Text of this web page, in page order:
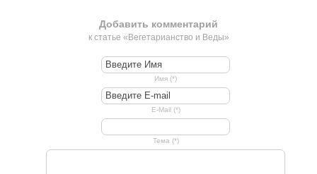
Добавить комментарий
к статье «Вегетарианство и Веды»
Имя (*)
E-Mail (*)
Тема (*)